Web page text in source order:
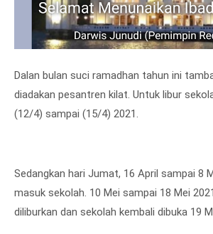
Dalan bulan suci ramadhan tahun ini
diadakan pesantren kilat. Untuk libur
(12/4) sampai (15/4) 2021.
Sedangkan hari Jumat, 16 April sampai 8
masuk sekolah. 10 Mei sampai 18 Mei
diliburkan dan sekolah kembali dibuka 19